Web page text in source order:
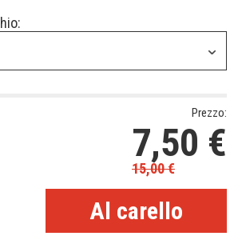
Prezzo:
7,50 €
15,00€